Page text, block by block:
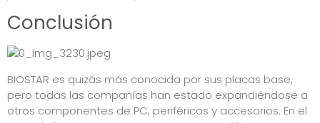
Conclusión
BIOSTAR es quizás más conocida por sus placas base,
pero todas las compañías han estado expandiéndose a
otros componentes de PC, periféricos y accesorios. En el